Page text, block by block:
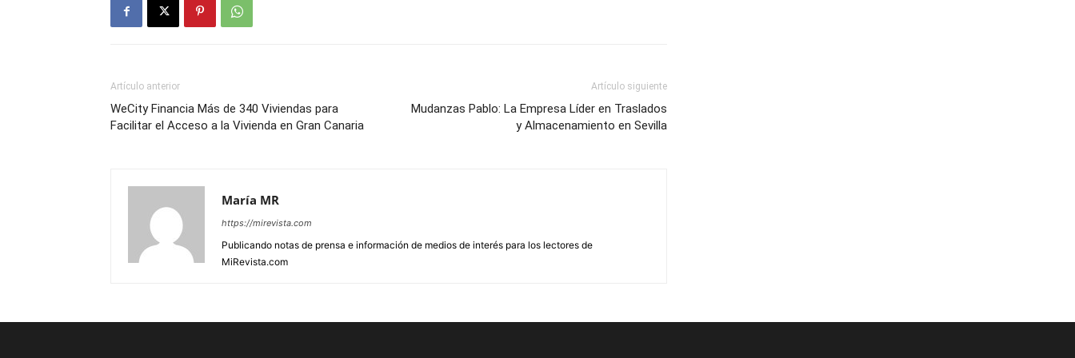
Artículo anterior
WeCity Financia Más de 340 Viviendas para
Facilitar el Acceso a la Vivienda en Gran Canaria
Artículo siguiente
Mudanzas Pablo: La Empresa Líder en Traslados
y Almacenamiento en Sevilla
María MR
https://mirevista.com
Publicando notas de prensa e información de medios de interés para los lectores de
MiRevista.com